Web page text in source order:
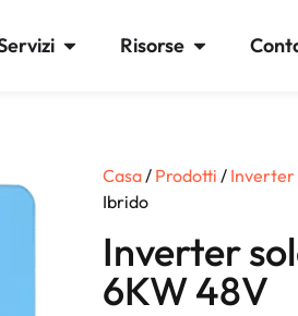
Risorse
Casa/ Prodotti / Inverter
Ibrido
Inverter
6KW 48V